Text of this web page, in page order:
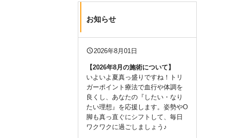
お知らせ
query_builder2026年8月01日
【2026年8月の施術について】
いよいよ夏真っ盛りですね！トリ
ガーポイント療法で血行や体調を
良くし、あなたの『したい・なり
たい理想』を応援します。姿勢やО
脚も真っ直ぐにシフトして、毎日
ワクワクに過ごしましょう♪